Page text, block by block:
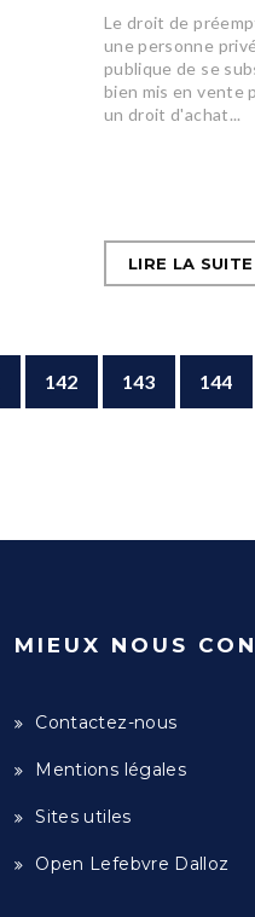
Le droit de
une personne
publique de se
bien mis en vente
un droit d'achat...
LIRE LA SUITE
142 143 144
MIEUX NOUS
Contactez-nous
Mentions légales
Sites utiles
Open Lefebvre Dalloz